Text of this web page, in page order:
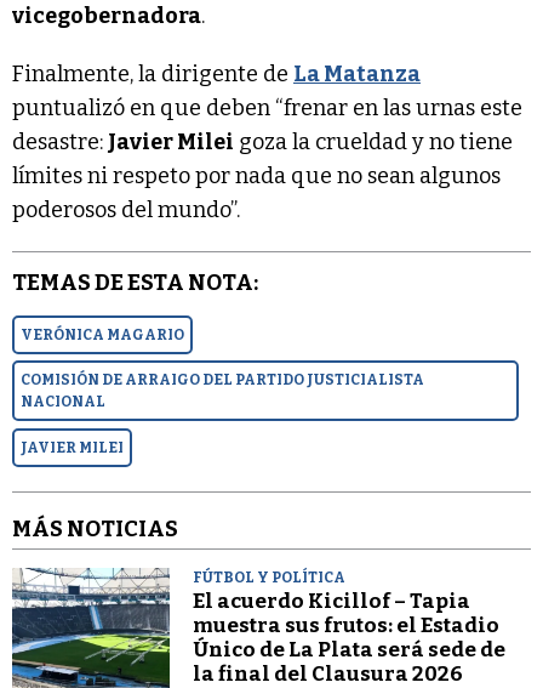
vicegobernadora.
Finalmente, la dirigente de La Matanza
puntualizó en que deben “frenar en las urnas este
desastre: Javier Milei goza la crueldad y no tiene
límites ni respeto por nada que no sean algunos
poderosos del mundo”.
TEMAS DE ESTA NOTA:
VERÓNICA MAGARIO
COMISIÓN DE ARRAIGO DEL PARTIDO JUSTICIALISTA
NACIONAL
JAVIER MILEI
MÁS NOTICIAS
FÚTBOL Y POLÍTICA
El acuerdo Kicillof – Tapia
muestra sus frutos: el Estadio
Único de La Plata será sede de
la final del Clausura 2026